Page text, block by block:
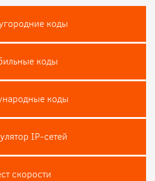
коды
коды
коды
IP-сетей
скороcти